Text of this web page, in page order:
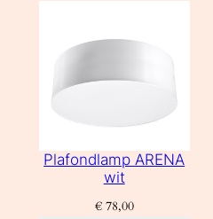
Plafondlamp ARENA
wit
€78,00